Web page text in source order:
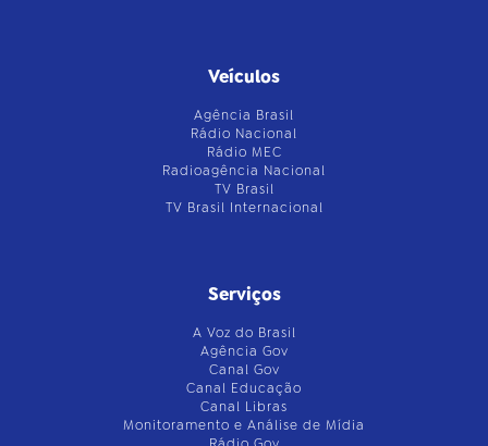
Veículos
Agência Brasil
Rádio Nacional
Rádio MEC
Radioagência Nacional
TV Brasil
TV Brasil Internacional
Serviços
A Voz do Brasil
Agência Gov
Canal Gov
Canal Educação
Canal Libras
Monitoramento e Análise de Mídia